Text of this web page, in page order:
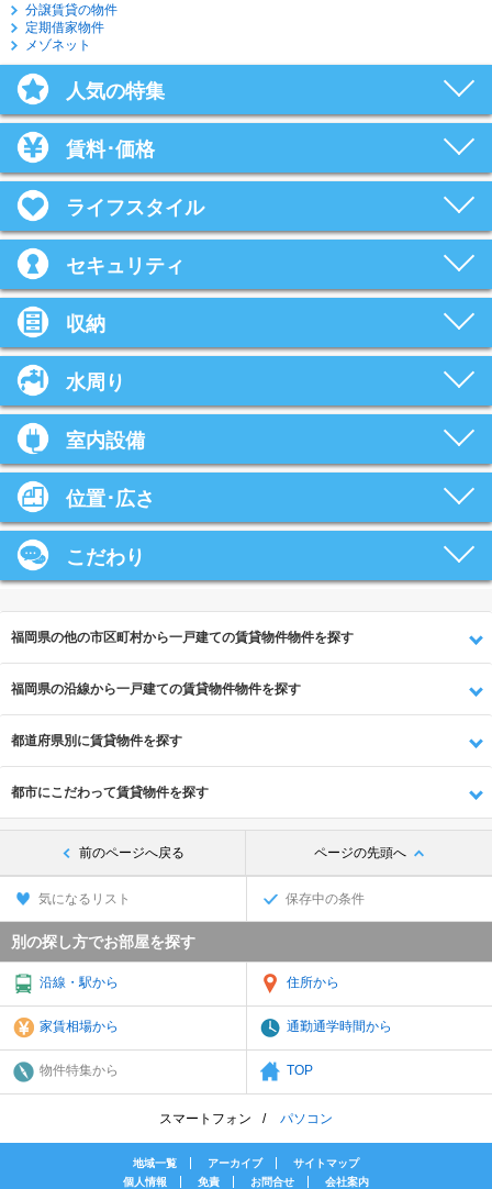
分譲賃貸の物件
定期借家物件
メゾネット
人気の特集
賃料･価格
ライフスタイル
セキュリティ
収納
水周り
室内設備
位置･広さ
こだわり
福岡県の他の市区町村から一戸建ての賃貸物件物件を探す
福岡県の沿線から一戸建ての賃貸物件物件を探す
都道府県別に賃貸物件を探す
都市にこだわって賃貸物件を探す
前のページへ戻る ページの先頭へ
気になるリスト 保存中の条件
別の探し方でお部屋を探す
沿線・駅から 住所から
家賃相場から 通勤通学時間から
物件特集から TOP
スマートフォン パソコン
地域一覧 アーカイブ
サイトマップ
個人情報
免責 お問合せ 会社案内